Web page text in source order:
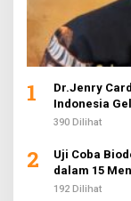
1
Dr.Jenry
Indonesia
390 Dilihat
2
Uji Coba
dalam 15
192 Dilihat